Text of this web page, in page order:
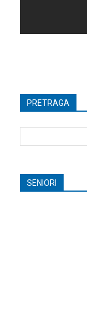
PRETRAGA
SENIORI